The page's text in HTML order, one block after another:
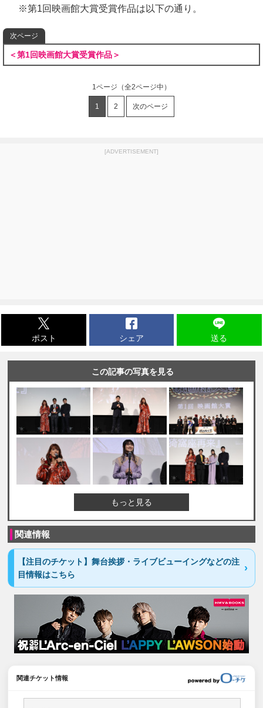
※第1回映画館大賞受賞作品は以下の通り。
次ページ
＜第1回映画館大賞受賞作品＞
1ページ （全2ページ中）
1 2 次のページ
[ADVERTISEMENT]
ポスト シェア 送る
この記事の写真を見る
もっと見る
関連情報
【注目のチケット】舞台挨拶・ライブビューイングなどの注
目情報はこちら
関連チケット情報